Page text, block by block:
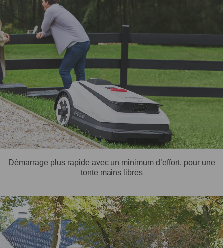
Démarrage plus rapide avec un minimum d’effort, pour une
tonte mains libres